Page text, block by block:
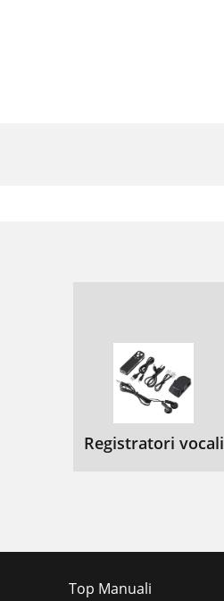
Registratori vocali
Top Manuali